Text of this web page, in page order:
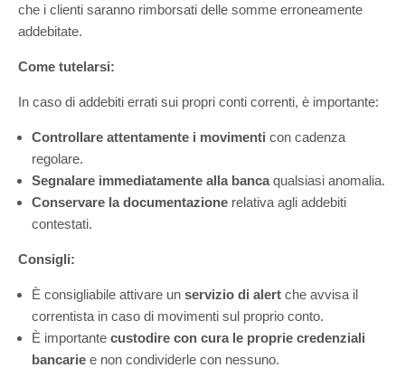
che i clienti saranno rimborsati delle somme erroneamente
addebitate.
Come tutelarsi:
In caso di addebiti errati sui propri conti correnti, è importante:
Controllare attentamente i movimenti con cadenza
regolare.
Segnalare immediatamente alla bancaqualsiasi anomalia.
Conservare la documentazione relativa agli addebiti
contestati.
Consigli:
È consigliabile attivare un servizio di alert che avvisa il
correntista in caso di movimenti sul proprio conto.
È importante custodire con cura le proprie credenziali
bancarie e non condividerle con nessuno.